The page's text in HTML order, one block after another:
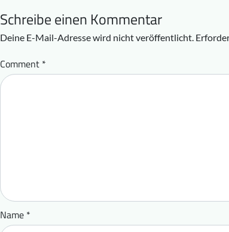
Schreibe einen Kommentar
Deine E-Mail-Adresse wird nicht veröffentlicht.
Comment *
Name *